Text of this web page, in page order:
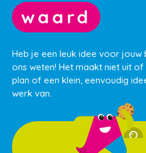
waard
Heb je een leuk idee voor jouw
ons weten! Het maakt niet uit
plan of een klein, eenvoudig
werk van.